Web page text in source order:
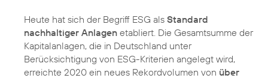
Heute hat sich der Begriff ESG als Standard
nachhaltiger Anlagen etabliert. Die Gesamtsumme der
Kapitalanlagen, die in Deutschland unter
Berücksichtigung von ESG-Kriterien angelegt wird,
erreichte 2020 ein neues Rekordvolumen von über